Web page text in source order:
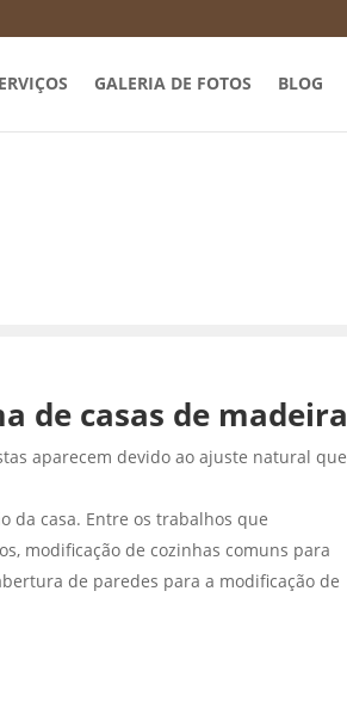
GALERIA DE FOTOS BLOG
de casas de madeira
aparecem devido ao ajuste natural que
da casa. Entre os trabalhos que
modificação de cozinhas comuns para
de paredes para a modificação de